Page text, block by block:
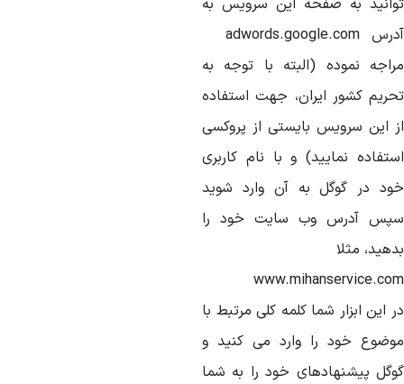
به صفحه این سرویس به
آدرس adwords.google.com
نموده (البته با توجه به
کشور ایران، جهت استفاده
این سرویس بایستی از پروکسی
نمایید) و با نام کاربری
در گوگل به آن وارد شوید
آدرس وب سایت خود را
مثلا
این ابزار شما کلمه کلی مرتبط با
خود را وارد می کنید و
پیشنهادهای خود را به شما